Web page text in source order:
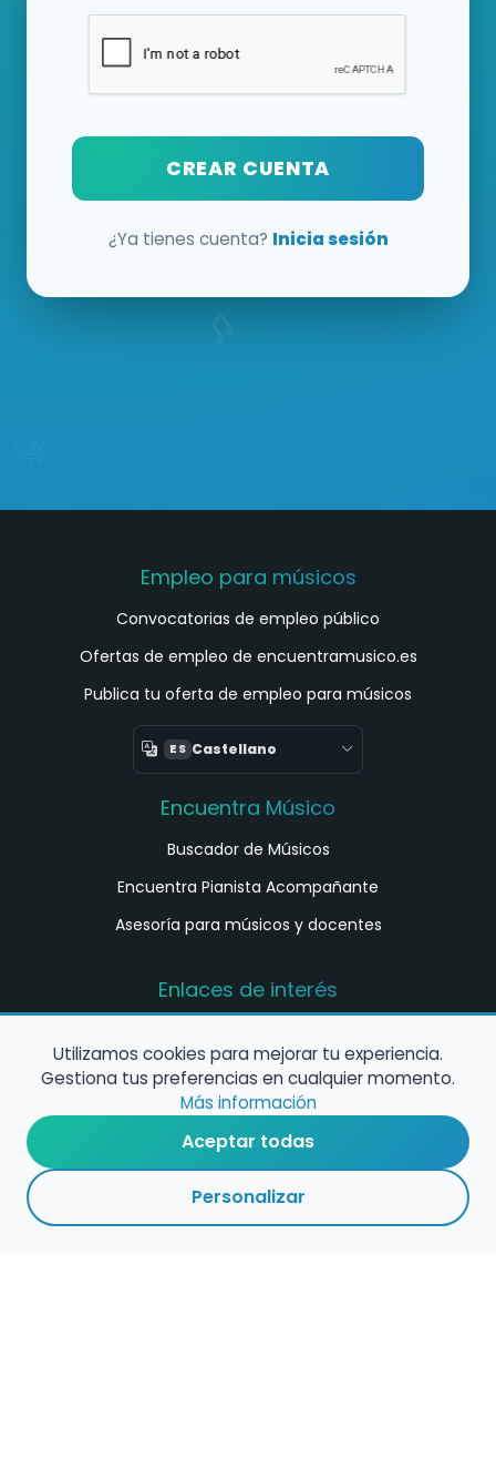
CREAR CUENTA
¿Ya tienes cuenta? Inicia sesión
Empleo para músicos
Convocatorias de empleo público
Ofertas de empleo de encuentramusico.es
Publica tu oferta de empleo para músicos
ES Castellano
Encuentra Músico
Buscador de Músicos
Encuentra Pianista Acompañante
Asesoría para músicos y docentes
Enlaces de interés
música en España
Configura alertas de empleo
Contacta con nosotros
Utilizamos cookies para mejorar tu experiencia.
Gestiona tus preferencias en cualquier momento.
Más información
Aceptar todas
Personalizar